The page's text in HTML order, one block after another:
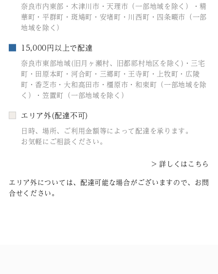
奈良市内東部・木津川市・天理市（一部地域を除く）・精
華町・平群町・斑鳩町・安堵町・川西町・四条畷市（一部
地域を除く）
15,000円以上で配達
奈良市東部地域(旧月ヶ瀬村、旧都祁村地区を除く)・三宅
町・田原本町・河合町・三郷町・王寺町・上牧町・広陵
町・香芝市・大和高田市・橿原市・和束町（一部地域を除
く）・笠置町（一部地域を除く）
エリア外(配達不可)
日時、場所、ご利用金額等によって配達を承ります。
お気軽にご相談ください。
詳しくはこちら
エリア外については、配達可能な場合がございますので、お問
合せください。